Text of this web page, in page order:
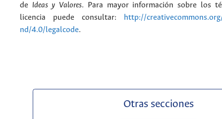
de Ideas y Valores. Para mayor información sobre los
licencia puede consultar:
http://
nd/4.0/legalcode.
Otras secciones